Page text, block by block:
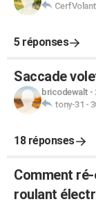
CerfVolant
5 réponses
Saccade
bricodewalt -
tony-31 -
18 réponses
Comment
roulant